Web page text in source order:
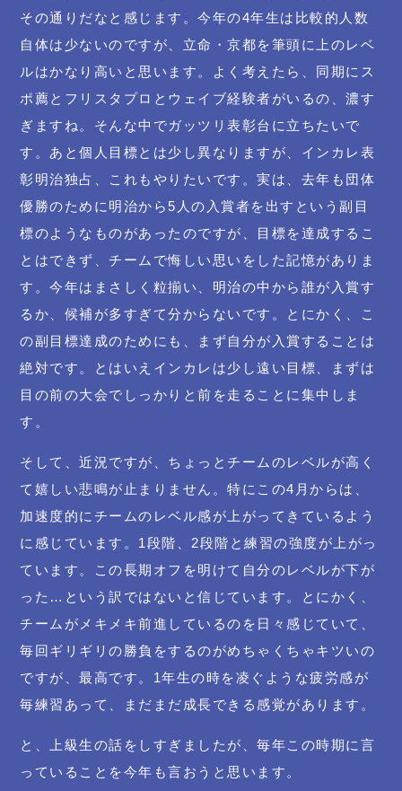
その通りだなと感じます。今年の4年生は比較的人数
自体は少ないのですが、立命・京都を筆頭に上のレベ
ルはかなり高いと思います。よく考えたら、同期にス
ポ薦とフリスタプロとウェイブ経験者がいるの、濃す
ぎますね。そんな中でガッツリ表彰台に立ちたいで
す。あと個人目標とは少し異なりますが、インカレ表
彰明治独占、これもやりたいです。実は、去年も団体
優勝のために明治から5人の入賞者を出すという副目
標のようなものがあったのですが、目標を達成するこ
とはできず、チームで悔しい思いをした記憶がありま
す。今年はまさしく粒揃い、明治の中から誰が入賞す
るか、候補が多すぎて分からないです。とにかく、こ
の副目標達成のためにも、まず自分が入賞することは
絶対です。とはいえインカレは少し遠い目標、まずは
目の前の大会でしっかりと前を走ることに集中しま
す。
そして、近況ですが、ちょっとチームのレベルが高く
て嬉しい悲鳴が止まりません。特にこの4月からは、
加速度的にチームのレベル感が上がってきているよう
に感じています。1段階、2段階と練習の強度が上がっ
ています。この長期オフを明けて自分のレベルが下が
った…という訳ではないと信じています。とにかく、
チームがメキメキ前進しているのを日々感じていて、
毎回ギリギリの勝負をするのがめちゃくちゃキツいの
ですが、最高です。1年生の時を凌ぐような疲労感が
毎練習あって、まだまだ成長できる感覚があります。
と、上級生の話をしすぎましたが、毎年この時期に言
っていることを今年も言おうと思います。